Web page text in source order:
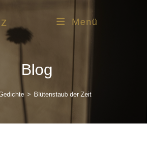
Menü
Blog
> Blütenstaub der Zeit